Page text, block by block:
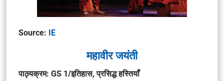
Source: IE
महावीर जयंती
पाठ्यक्रम: GS 1/इतिहास, प्रसिद्ध हस्तियाँ